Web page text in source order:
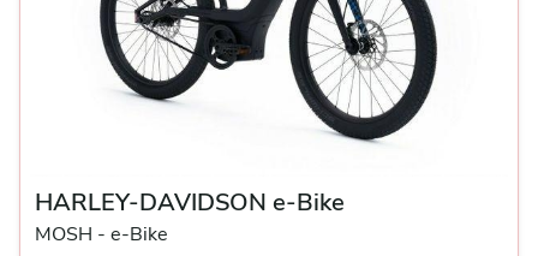
HARLEY-DAVIDSON e-Bike
MOSH - e-Bike